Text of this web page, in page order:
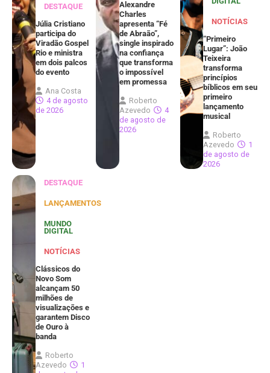
DESTAQUE
Júlia Cristiano
participa do
Viradão Gospel
Rio e ministra
em dois palcos
do evento
Ana Costa
4 de agosto
de 2026
Alexandre
Charles
apresenta “Fé
de Abraão”,
single inspirado
na confiança
que transforma
o impossível
em promessa
Roberto
Azevedo
4
de agosto de
2026
NOTÍCIAS
“Primeiro
Lugar”: João
Teixeira
transforma
princípios
bíblicos em seu
primeiro
lançamento
musical
Roberto
Azevedo
1
de agosto de
2026
DESTAQUE
LANÇAMENTOS
MUNDO
DIGITAL
NOTÍCIAS
Clássicos do
Novo Som
alcançam 50
milhões de
visualizações e
garantem Disco
de Ouro à
banda
Roberto
Azevedo
1